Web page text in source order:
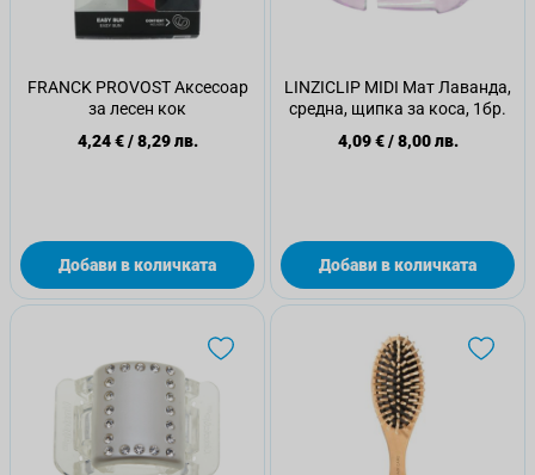
FRANCK PROVOST Аксесоар
за лесен кок
4,24 €/8,29 лв.
Добави в количката
LINZICLIP MIDI Мат Лаванда,
средна, щипка за коса, 1бр.
4,09 €/8,00 лв.
Добави в количката